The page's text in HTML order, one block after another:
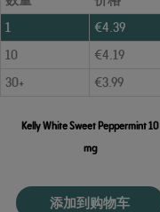
1
€4.39
10
€4.19
30+
€3.99
Kelly White Sweet Peppermint 10
mg
添加到购物车